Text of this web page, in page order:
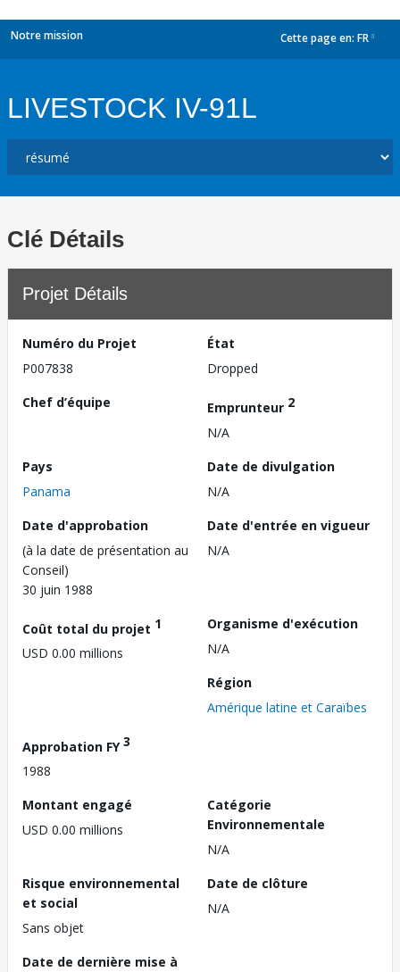
Notre mission Cette page en: FR
LIVESTOCK IV-91L
Clé Détails
Projet Détails
Numéro du Projet
P007838
État
Dropped
Chef d’équipe
Emprunteur 2
N/A
Pays
Panama
Date de divulgation
N/A
Date d'approbation
(à la date de présentation au
Conseil)
30 juin 1988
Date d'entrée en vigueur
N/A
Coût total du projet 1
USD 0.00 millions
Organisme d'exécution
N/A
Région
Amérique latine et Caraïbes
Approbation FY3
1988
Montant engagé
USD 0.00 millions
Catégorie
Environnementale
N/A
Risque environnemental
et social
Sans objet
Date de clôture
N/A
Date de dernière mise à